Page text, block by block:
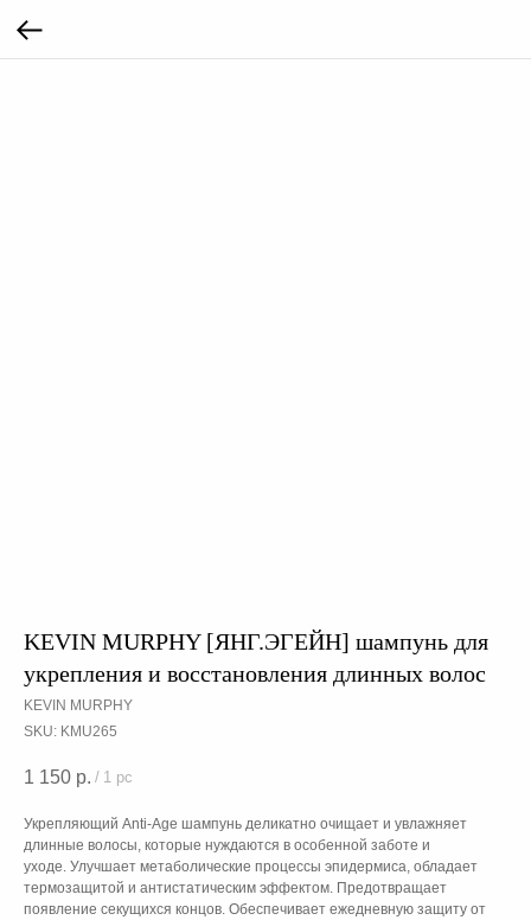
KEVIN MURPHY [ЯНГ.ЭГЕЙН] шампунь для
укрепления и восстановления длинных волос
KEVIN MURPHY
SKU: KMU265
1 150 р. / 1 pc
Укрепляющий Anti-Age шампунь деликатно очищает и увлажняет
длинные волосы, которые нуждаются в особенной заботе и
уходе. Улучшает метаболические процессы эпидермиса, обладает
термозащитой и антистатическим эффектом. Предотвращает
появление секущихся концов. Обеспечивает ежедневную защиту от